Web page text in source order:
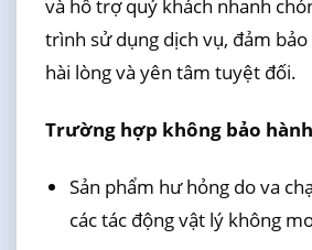
và hỗ trợ quý khách nhanh
trình sử dụng dịch vụ, đảm
hài lòng và yên tâm tuyệt đối.
Trường hợp không bảo
Sản phẩm hư hỏng do va
các tác động vật lý không